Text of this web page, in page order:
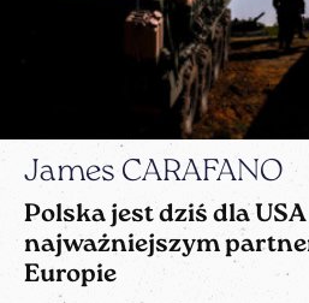
James CARAFANO
Polska jest dziś dla USA
najważniejszym
Europie